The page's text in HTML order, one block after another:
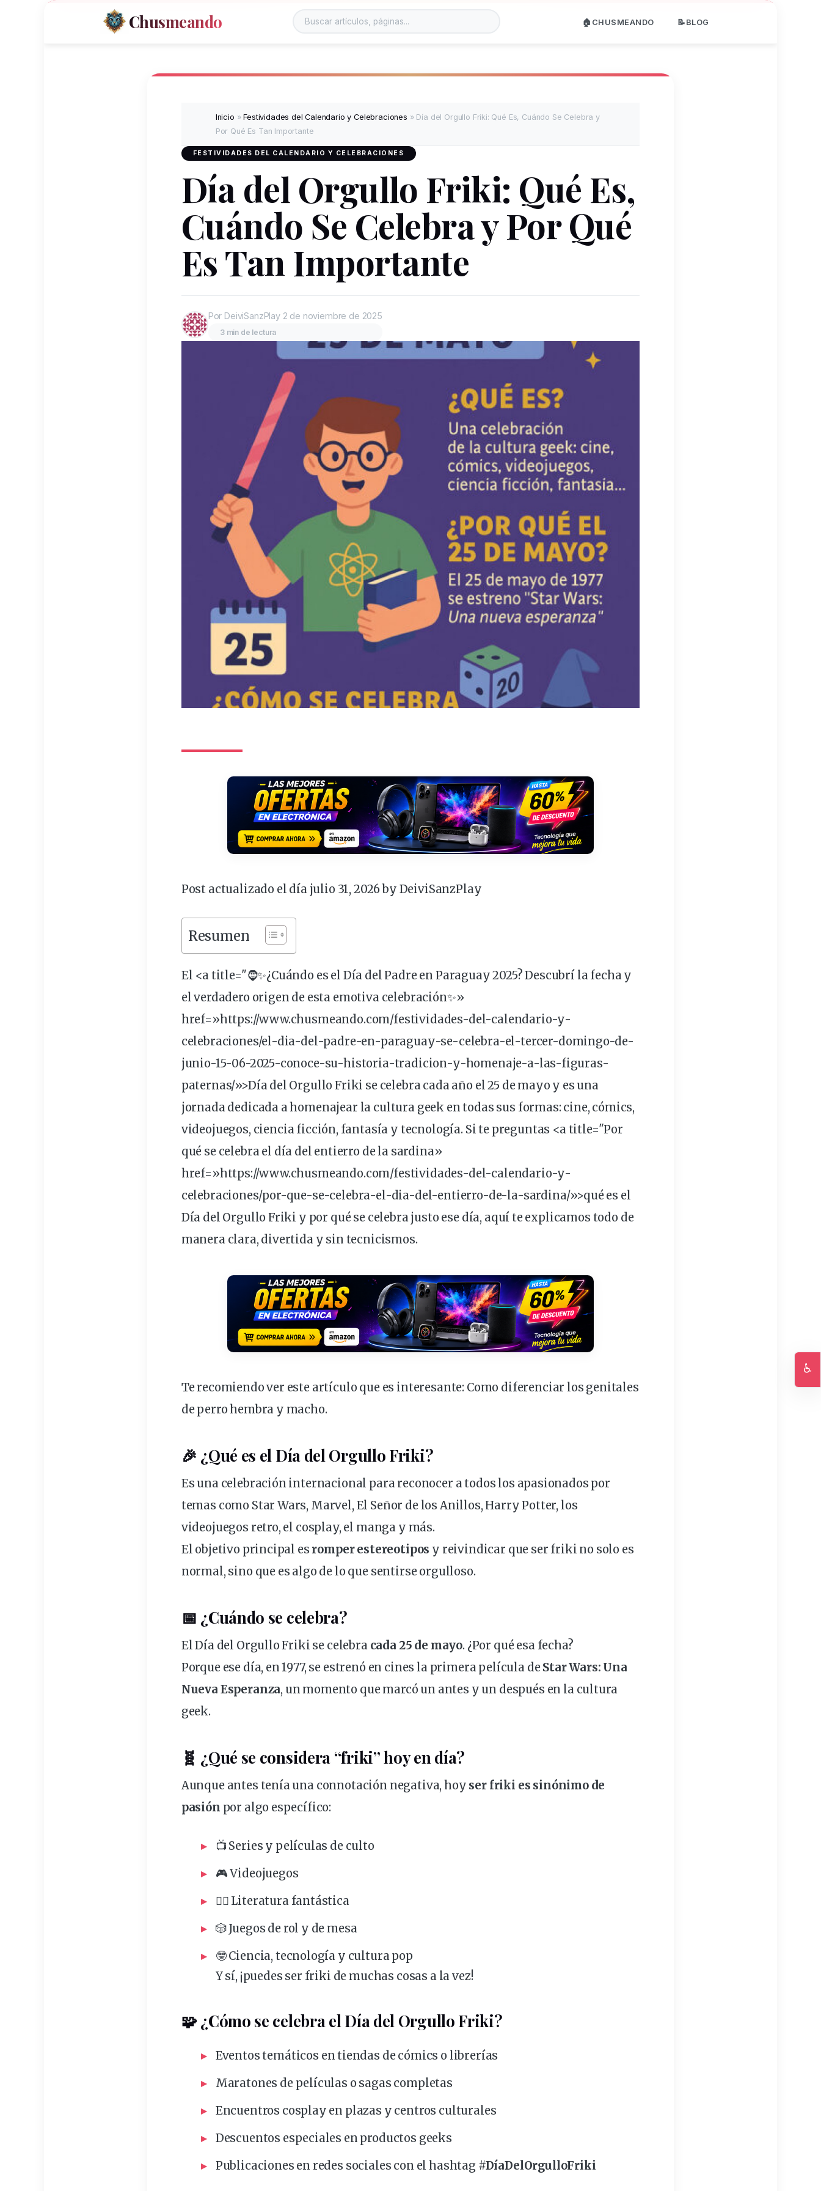
Chusmeando 🏠CHUSMEANDO 📝BLOG
Inicio »Festividades del Calendario y Celebraciones » Día del Orgullo Friki: Qué Es, Cuándo Se Celebra y
Por Qué Es Tan Importante
FESTIVIDADES DEL CALENDARIO Y CELEBRACIONES
Día del Orgullo Friki: Qué Es,
Cuándo Se Celebra y Por Qué
Es Tan Importante
Por DeiviSanzPlay 2 de noviembre de 2025
3 min de lectura
Post actualizado el día julio 31, 2026 by DeiviSanzPlay
Resumen
El <a title="🧔✨¿Cuándo es el Día del Padre en Paraguay 2025? Descubrí lafechay
el verdadero origen de esta emotiva celebración✨»
href=»https://www.chusmeando.com/festividades-del-calendario-y-
celebraciones/el-dia-del-padre-en-paraguay-se-celebra-el-tercer-domingo-de-
junio-15-06-2025-conoce-su-historia-tradicion-y-homenaje-a-las-figuras-
paternas/»>Día del Orgullo Friki se celebra cada año el25 de mayoy es una
jornada dedicada a homenajear la cultura geek en todas sus formas: cine, cómics,
videojuegos, ciencia ficción, fantasía y tecnología. Si te preguntas <a title="Por
qué se celebra el día del entierro de la sardina»
href=»https://www.chusmeando.com/festividades-del-calendario-y-
celebraciones/por-que-se-celebra-el-dia-del-entierro-de-la-sardina/»>qué es el
Día del Orgullo Friki y por qué se celebra justo ese día, aquí te explicamos todo de
manera clara, divertiday sin tecnicismos.
Te recomiendo ver este artículo que es interesante: Como diferenciar los genitales
de perro hembra y macho.
🎉 ¿Qué es el Día del Orgullo Friki?
Es una celebración internacional para reconocer a todos los apasionados por
temas como Star Wars, Marvel, El Señor de los Anillos, Harry Potter, los
videojuegos retro, el cosplay, el manga y más.
El objetivo principal es romper estereotipos y reivindicar que ser friki no solo es
normal, sino que es algo de lo que sentirse orgulloso.
📅 ¿Cuándo se celebra?
El Día del Orgullo Friki se celebra cada 25 de mayo. ¿Por qué esa fecha?
Porque ese día, en 1977, se estrenó en cines la primera película deStar Wars: Una
Nueva Esperanza, un momento que marcó un antes y un después en la cultura
geek.
🧬 ¿Qué se considera “friki” hoy en día?
Aunque antes tenía una connotación negativa, hoy ser friki es sinónimo de
pasión por algo específico:
📺 Series y películas de culto
🎮 Videojuegos
🧙‍♂️ Literatura fantástica
🎲 Juegos de rol y de mesa
🤓 Ciencia, tecnología y cultura pop
Y sí, ¡puedes ser friki de muchas cosas a la vez!
🧩 ¿Cómo se celebra el Día del Orgullo Friki?
Eventostemáticos entiendas de cómics o librerías
Maratones de películas o sagas completas
Encuentros cosplay en plazas y centros culturales
Descuentos especiales en productos geeks
Publicaciones en redes sociales con el hashtag #DíaDelOrgulloFriki
♿